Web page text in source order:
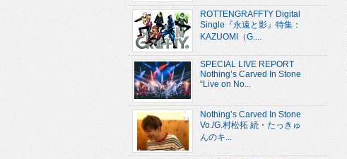
ROTTENGRAFFTY Digital
Single『永遠と影』特集：
KAZUOMI（G....
SPECIAL LIVE REPORT
Nothing’s Carved In Stone
“Live on No...
Nothing’s Carved In Stone
Vo./G.村松拓 続・たっきゅ
んのキ...